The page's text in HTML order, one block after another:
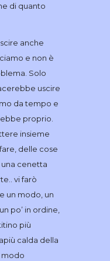
di quanto
anche
e non è
Solo
uscire
da tempo e
proprio.
insieme
delle cose
cenetta
vi farò
un modo, un
po’ in ordine,
più
calda della
modo